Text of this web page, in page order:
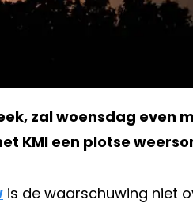
zal woensdag even
KMI een plotse
is de waarschuwing niet